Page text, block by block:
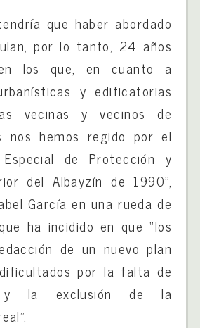
que haber abordado
por lo tanto, 24 años
los que, en cuanto a
y edificatorias
vecinas y vecinos de
nos hemos regido por el
de Protección y
del Albayzín de 1990”,
García en una rueda de
ha incidido en que “los
de un nuevo plan
por la falta de
y la exclusión de la